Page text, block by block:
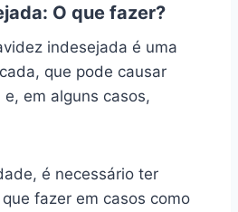
O que fazer?
indesejada é uma
que pode causar
em alguns casos,
é necessário ter
fazer em casos como